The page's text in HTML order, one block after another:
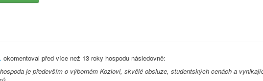
okomentoval před více než 13 roky hospodu následovně:
je především o výborném Kozlovi, skvělé obsluze, studentských cenách a